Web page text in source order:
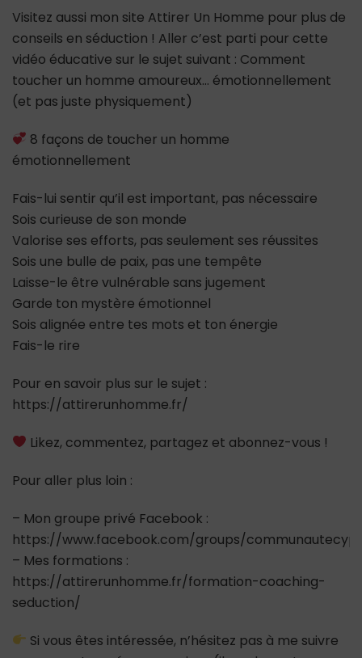
Visitez aussi mon site Attirer Un Homme pour plus de
conseils en séduction ! Aller c’est parti pour cette
vidéo éducative sur le sujet suivant : Comment
toucher un homme amoureux… émotionnellement
(et pas juste physiquement)
8 façons de toucher un homme
émotionnellement
Fais-lui sentir qu’il est important, pas nécessaire
Sois curieuse de son monde
Valorise ses efforts, pas seulement ses réussites
Sois une bulle de paix, pas une tempête
Laisse-le être vulnérable sans jugement
Garde ton mystère émotionnel
Sois alignée entre tes mots et ton énergie
Fais-le rire
Pour en savoir plus sur le sujet :
https://attirerunhomme.fr/
Likez, commentez, partagez et abonnez-vous !
Pour aller plus loin :
– Mon groupe privé Facebook :
https://www.facebook.com/groups/
– Mes formations :
https://attirerunhomme.fr/formation-coaching-
seduction/
Si vous êtes intéressée, n’hésitez pas à me suivre